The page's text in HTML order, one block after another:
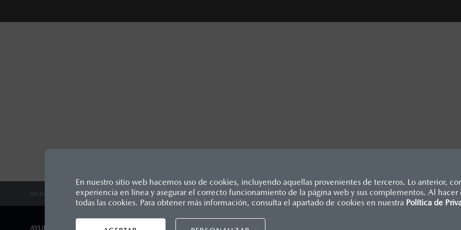
En nuestro sitio web hacemos uso de cookies, incluyendo aquellas provenientes de terceros. Lo anterior,
experiencia en línea y asegurar el correcto funcionamiento de la página web y sus complementos. Al
todas las cookies. Para obtener más información, consulta el apartado de cookies en nuestra Política de
Inicio Comunidad Mazda Mazda Stories Herencia Fiesta en Karuizawa junta 1,300 Mazda Mx-5
AYUDA Y SOPORTE DISTRIBUIDORES MAZDA
1
Los precios y especificaciones indicados en esta página son al menudeo, sugeridos por el
seguro y gastos administrativos. Mazda de México, se reserva el derecho de modificar las